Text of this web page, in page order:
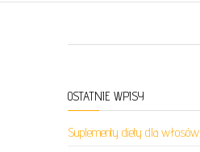
OSTATNIE WPISY
Suplementy diety dla włosów